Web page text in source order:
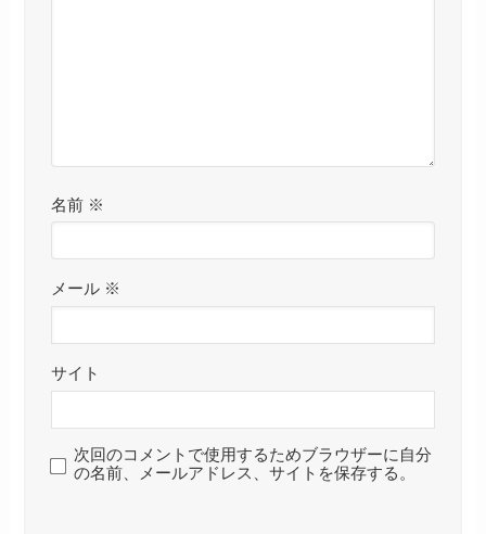
名前 ※
メール ※
サイト
次回のコメントで使用するためブラウザーに自分
の名前、メールアドレス、サイトを保存する。